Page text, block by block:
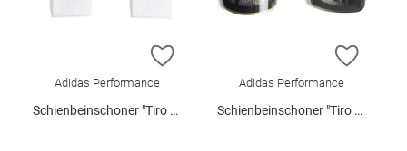
ZUR WUNSCHLISTE HINZUFÜGEN
Adidas Performance
Schienbeinschoner "Tiro SG LGE"
ZUR
Adidas Performance
Schienbeinschoner "Tiro SG LGE"